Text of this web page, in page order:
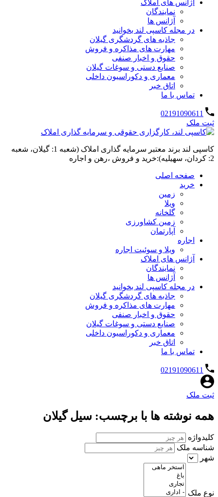
آژانس های املاک
نمایندگان
آژانس ها
در مجله کاسپی لند بخوانید
جاذبه های گردشگری گیلان
مهارت های مذاکره و فروش
حقوق و اخبار صنفی
صنایع دستی و سوغات گیلان
معماری و دکوراسیون داخلی
اتاق خبر
تماس با ما
02191090611
ثبت ملک
کاسپی لند برند معتبر سرمایه گذاری املاک (شعبه 1: گیلان، شعبه
2: کردان، سهیلیه):خرید و فروش ،رهن و اجاره
صفحه اصلی
خرید
زمین
ویلا
گلخانه
زمین کشاورزی
آپارتمان
اجاره
ویلا و سوئیت اجاره
آژانس های املاک
نمایندگان
آژانس ها
در مجله کاسپی لند بخوانید
جاذبه های گردشگری گیلان
مهارت های مذاکره و فروش
حقوق و اخبار صنفی
صنایع دستی و سوغات گیلان
معماری و دکوراسیون داخلی
اتاق خبر
تماس با ما
02191090611
ثبت ملک
همه نوشته ها با برچسب: سیل گیلان
کلیدواژه
شناسه ملک
شهر
نوع ملک